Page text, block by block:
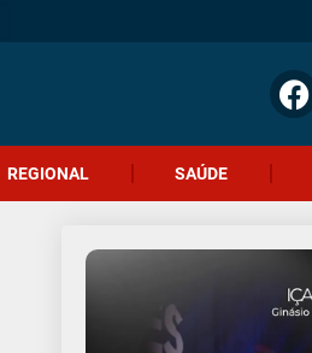
REGIONAL SAÚDE